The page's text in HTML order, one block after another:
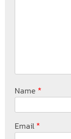
Name *
Email *